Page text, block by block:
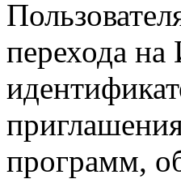
перехода
программ,